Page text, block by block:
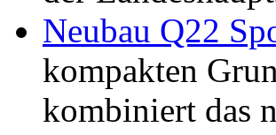
Neubau Q22
kompakten
kombiniert das